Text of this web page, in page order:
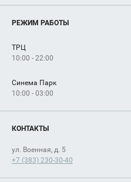
Магазины
Услуги
Рекламодателям
Как добраться
РЕЖИМ РАБОТЫ
ТРЦ
10:00 - 22:00
Синема Парк
10:00 - 03:00
КОНТАКТЫ
ул. Военная, д. 5
+7 (383) 230-30-40